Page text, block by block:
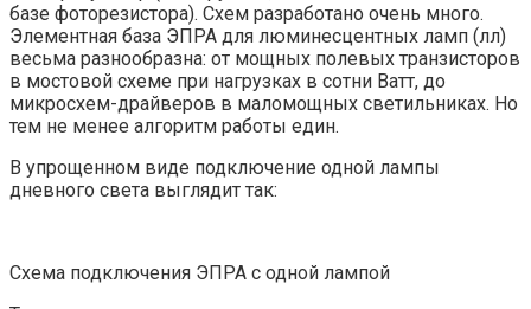
базе фоторезистора). Схем разработано очень много.
Элементная база ЭПРА для люминесцентных ламп (лл)
весьма разнообразна: от мощных полевых транзисторов
в мостовой схеме при нагрузках в сотни Ватт, до
микросхем-драйверов в маломощных светильниках. Но
тем не менее алгоритм работы един.
В упрощенном виде подключение одной лампы
дневного света выглядит так:
Схема подключения ЭПРА с одной лампой